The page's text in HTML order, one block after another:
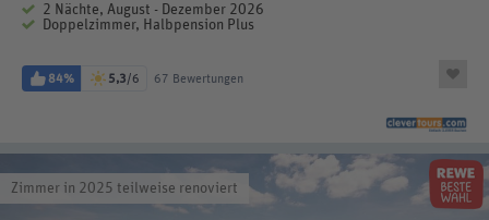
2 Nächte, August - Dezember 2026
Doppelzimmer, Halbpension Plus
84% 5,3/6 67 Bewertungen
Zimmer in 2025 teilweise renoviert